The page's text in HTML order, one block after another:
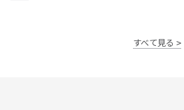
すべて見る